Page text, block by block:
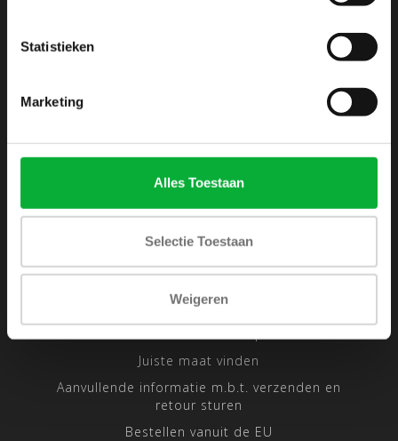
Statistieken
Marketing
Alles Toestaan
Selectie Toestaan
Weigeren
Disclaimer
Privacy Policy
Sitemap
Traveling Tailor
Juiste maat vinden
Aanvullende informatie m.b.t. verzenden en
retour sturen
Bestellen vanuit de EU